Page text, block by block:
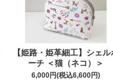
【姫路・姫革細工】シェル
ーチ ＜猫（ネコ）＞
6,000円(税込6,600円)